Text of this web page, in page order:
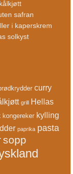
safran
i kaperskrem
solkyst
curry
grill Hellas
kongereker kylling
paprika pasta
sopp